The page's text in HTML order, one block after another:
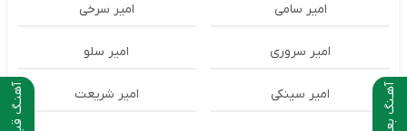
آهنـگ قبلی آهـنگ بعدی
امیر سامی امیر سرخی
امیر سروری امیر سلو
امیر سینکی امیر شریعت